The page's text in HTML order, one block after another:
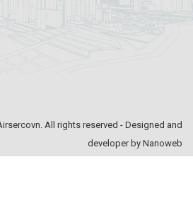
All rights reserved - Designed and
developer by Nanoweb